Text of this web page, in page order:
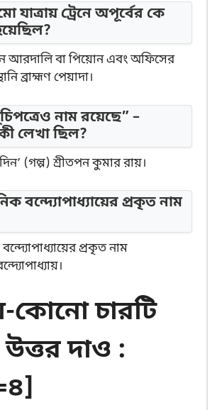
যাত্রায় ট্রেনে অপূর্বের কে
বা পিয়োন এবং অফিসের
ব্রাহ্মণ পেয়াদা।
নাম রয়েছে” –
লেখা ছিল?
(গল্প) শ্রীতপন কুমার রায়।
বন্দ্যোপাধ্যায়ের প্রকৃত নাম
প্রকৃত নাম
কোনো চারটি
উত্তর দাও :